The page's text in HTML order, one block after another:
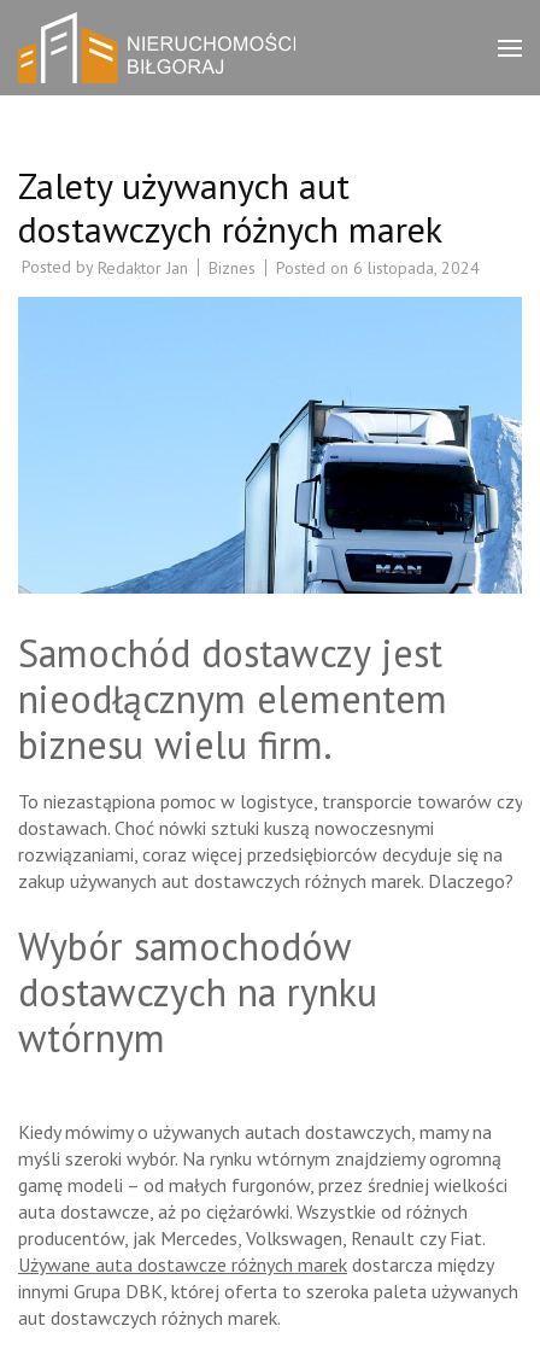
content
(Press
Nieruchomości
Zalety używanych aut
dostawczych różnych marek
Posted by Redaktor Jan Biznes Posted on 6 listopada, 2024
Samochód dostawczy jest
nieodłącznym elementem
biznesu wielu firm.
To niezastąpiona pomoc w logistyce, transporcie towarów czy
dostawach. Choć nówki sztuki kuszą nowoczesnymi
rozwiązaniami, coraz więcej przedsiębiorców decyduje się na
zakup używanych aut dostawczych różnych marek. Dlaczego?
Wybór samochodów
dostawczych na rynku
wtórnym
Kiedy mówimy o używanych autach dostawczych, mamy na
myśli szeroki wybór. Na rynku wtórnym znajdziemy ogromną
gamę modeli – od małych furgonów, przez średniej wielkości
auta dostawcze, aż po ciężarówki. Wszystkie od różnych
producentów, jak Mercedes, Volkswagen, Renault czy Fiat.
Używane auta dostawcze różnych marek dostarcza między
innymi Grupa DBK, której oferta to szeroka paleta używanych
aut dostawczych różnych marek.